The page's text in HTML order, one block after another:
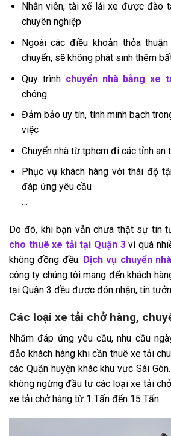
Nhân viên, tài xế lái xe được đào
chuyên nghiệp
Ngoài các điều khoản thỏa
chuyển, sẽ không phát sinh thêm
Quy trình chuyển nhà bằng xe
chóng
Đảm bảo uy tín, tính minh bạch
việc
Chuyển nhà từ tphcm đi các tỉnh an
Phục vụ khách hàng với thái độ
đáp ứng yêu cầu
…
Do đó, khi bạn vẫn chưa thật sự tin
cho thuê xe tải tại Quận 3vì quá
không đồng đều. Dịch vụ chuyển
công ty chúng tôi mang đến khách
tại Quận 3 đều được đón nhận, tin
Các loại xe tải chở hàng,
Nhằm đáp ứng yêu cầu, nhu cầu
đảo khách hàng khi cần thuê xe tải
các Quận huyện khác khu vực Sài
không ngừng đầu tư các loại xe tải
xe tải chở hàng từ 1 Tấn đến 15 Tấn